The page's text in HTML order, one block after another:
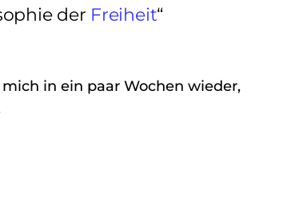
der Freiheit“
in ein paar Wochen wieder,